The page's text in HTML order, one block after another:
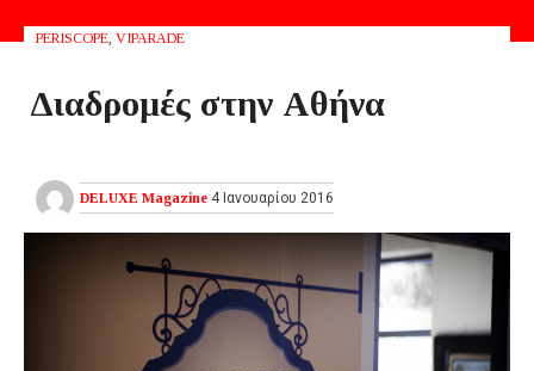
PERISCOPE VIPARADE
Διαδρομές στην Αθήνα
DELUXE Magazine 4 Ιανουαρίου 2016